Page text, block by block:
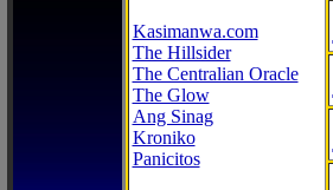
Kasimanwa.com
The Hillsider
The Centralian Oracle
The Glow
Ang Sinag
Kroniko
Panicitos